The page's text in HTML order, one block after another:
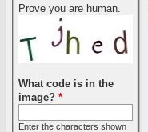
Prove you are human.
What code is in the
image?*
Enter the characters shown